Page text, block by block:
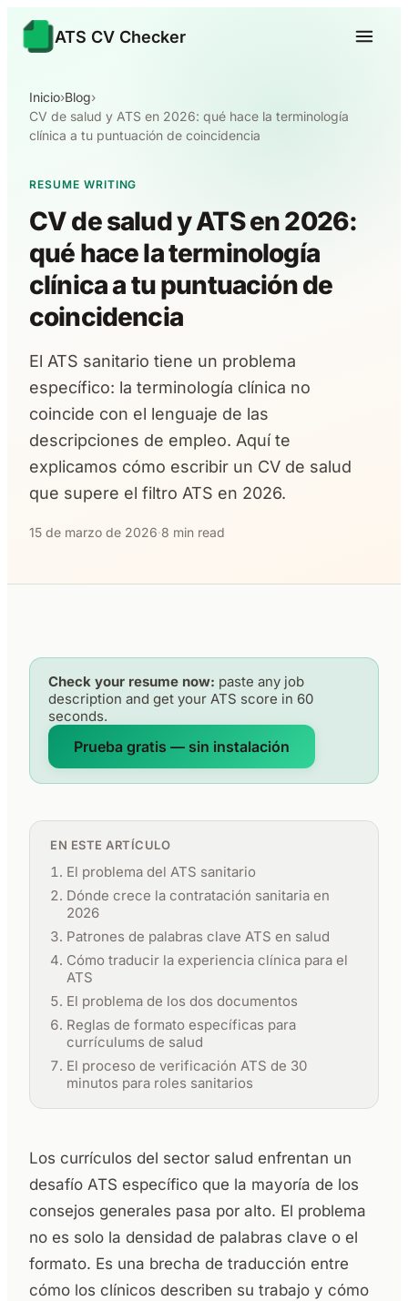
ATS CV Checker
Inicio›Blog›
CV de salud y ATS en 2026: qué hace la terminología
clínica a tu puntuación de coincidencia
RESUME WRITING
CV de salud y ATS en 2026:
qué hace la terminología
clínica a tu puntuación de
coincidencia
El ATS sanitario tiene un problema
específico: la terminología clínica no
coincide con el lenguaje de las
descripciones de empleo. Aquí te
explicamos cómo escribir un CV de salud
que supere el filtro ATS en 2026.
15 de marzo de 2026·8 min read
Check your resume now: paste any job
description and get your ATS score in 60
seconds.
Prueba gratis — sin instalación
EN ESTE ARTÍCULO
El problema del ATS sanitario
Dónde crece la contratación sanitaria en
2026
Patrones de palabras clave ATS en salud
Cómo traducir la experiencia clínica para el
ATS
El problema de los dos documentos
Reglas de formato específicas para
currículums de salud
El proceso de verificación ATS de 30
minutos para roles sanitarios
Los currículos del sector salud enfrentan un
desafío ATS específico que la mayoría de los
consejos generales pasa por alto. El problema
no es solo la densidad de palabras clave o el
formato. Es una brecha de traducción entre
cómo los clínicos describen su trabajo y cómo